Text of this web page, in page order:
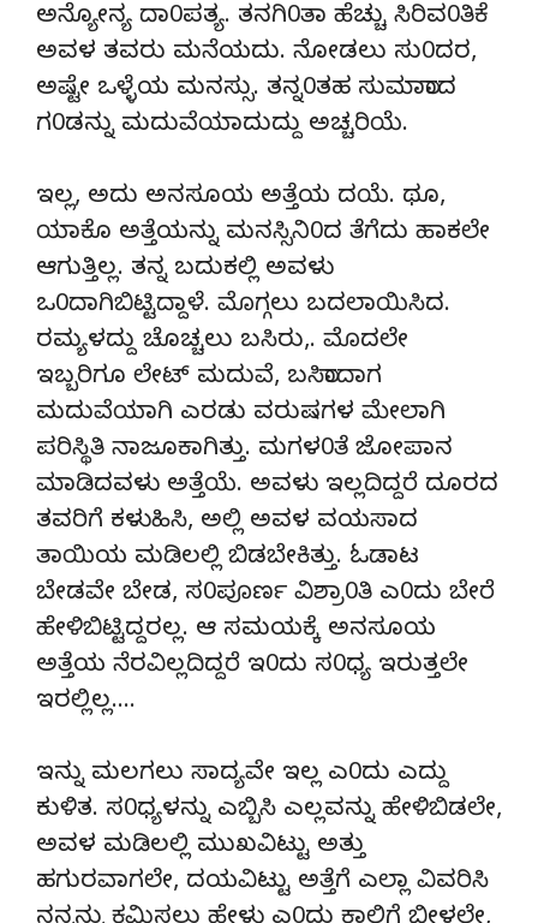
ಅನ್ಯೋನ್ಯ ದಾ0ಪತ್ಯ. ತನಗಿ0ತಾ ಹೆಚ್ಚು ಸಿರಿವ0ತಿಕೆ
ಅವಳ ತವರು ಮನೆಯದು. ನೋಡಲು ಸು0ದರ,
ಅಷ್ಟೇ ಒಳ್ಳೆಯ ಮನಸ್ಸು. ತನ್ನ0ತಹ ಸುಮಾರಾದ
ಗ0ಡನ್ನು ಮದುವೆಯಾದುದ್ದು ಅಚ್ಚರಿಯೆ.
ಇಲ್ಲ, ಅದು ಅನಸೂಯ ಅತ್ತೆಯ ದಯೆ. ಥೂ,
ಯಾಕೊ ಅತ್ತೆಯನ್ನು ಮನಸ್ಸಿನಿ0ದ ತೆಗೆದು ಹಾಕಲೇ
ಆಗುತ್ತಿಲ್ಲ. ತನ್ನ ಬದುಕಲ್ಲಿ ಅವಳು
ಒ0ದಾಗಿಬಿಟ್ಟಿದ್ದಾಳೆ. ಮೊಗ್ಗಲು ಬದಲಾಯಿಸಿದ.
ರಮ್ಯಳದ್ದು ಚೊಚ್ಚಲು ಬಸಿರು,. ಮೊದಲೇ
ಇಬ್ಬರಿಗೂ ಲೇಟ್ ಮದುವೆ, ಬಸಿರಾದಾಗ
ಮದುವೆಯಾಗಿ ಎರಡು ವರುಷಗಳ ಮೇಲಾಗಿ
ಪರಿಸ್ಥಿತಿ ನಾಜೂಕಾಗಿತ್ತು. ಮಗಳ0ತೆ ಜೋಪಾನ
ಮಾಡಿದವಳು ಅತ್ತೆಯೆ. ಅವಳು ಇಲ್ಲದಿದ್ದರೆ ದೂರದ
ತವರಿಗೆ ಕಳುಹಿಸಿ, ಅಲ್ಲಿ ಅವಳ ವಯಸಾದ
ತಾಯಿಯ ಮಡಿಲಲ್ಲಿ ಬಿಡಬೇಕಿತ್ತು. ಓಡಾಟ
ಬೇಡವೇ ಬೇಡ, ಸ0ಪೂರ್ಣ ವಿಶ್ರಾ0ತಿ ಎ0ದು ಬೇರೆ
ಹೇಳಿಬಿಟ್ಟಿದ್ದರಲ್ಲ. ಆ ಸಮಯಕ್ಕೆ ಅನಸೂಯ
ಅತ್ತೆಯ ನೆರವಿಲ್ಲದಿದ್ದರೆ ಇ0ದು ಸ0ಧ್ಯ ಇರುತ್ತಲೇ
ಇರಲ್ಲಿಲ್ಲ….
ಇನ್ನು ಮಲಗಲು ಸಾದ್ಯವೇ ಇಲ್ಲ ಎ0ದು ಎದ್ದು
ಕುಳಿತ. ಸ0ಧ್ಯಳನ್ನು ಎಬ್ಬಿಸಿ ಎಲ್ಲವನ್ನು ಹೇಳಿಬಿಡಲೇ,
ಅವಳ ಮಡಿಲಲ್ಲಿ ಮುಖವಿಟ್ಟು ಅತ್ತು
ಹಗುರವಾಗಲೇ, ದಯವಿಟ್ಟು ಅತ್ತೆಗೆ ಎಲ್ಲಾ ವಿವರಿಸಿ